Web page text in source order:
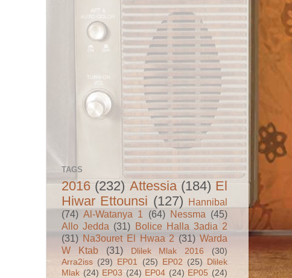
TAGS
2016 (232) Attessia (184) El
Hiwar Ettounsi (127) Hannibal
(74) Al-Watanya 1 (64) Nessma (45)
Allo Jedda (31) Bolice Halla 3adia 2
(31) Na3ouret El Hwaa 2 (31) Warda
W Ktab
(31) Dlilek Mlak 2016
(30)
Arra2iss (29) EP01 (25) EP02 (25) Dlilek
Mlak (24) EP03 (24) EP04 (24) EP05 (24)